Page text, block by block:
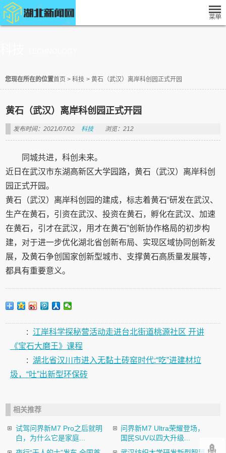
您现在所在的位置首页 > 科技 > 黄石（武汉）离岸科创园正式开园
黄石（武汉）离岸科创园正式开园
发布时间：2021/07/02 科技 浏览：212
同城共进，科创未来。
近日在武汉市东湖高新区大学园路，黄石（武汉）离岸科创
园正式开园。
黄石（武汉）离岸科创园的建成，标志着黄石“研发在武汉、
生产在黄石，引资在武汉、投资在黄石，孵化在武汉、加速
在黄石，引才在武汉，用才在黄石”创新协作格局的初步构
建，对于进一步优化湖北省创新布局、实现区域协同创新发
展，及黄石争创国家创新型城市、支撑黄石高质量发展等，
都具有重要意义。
:
江岸科学探秘营活动走进台北街道桃源社区 开讲
《宝石大磨王》课程
: 湖北省汉川市进入无黏土砖窑时代:“吃”进建材垃
圾，“吐”出新型环保砖
相关推荐
试驾问界新M7 Pro之后就明
白，为什么它是家庭...
问界新M7 Ultra荣耀登场，
国民SUV以四大升级...